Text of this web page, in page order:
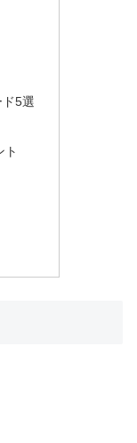
5選
ト